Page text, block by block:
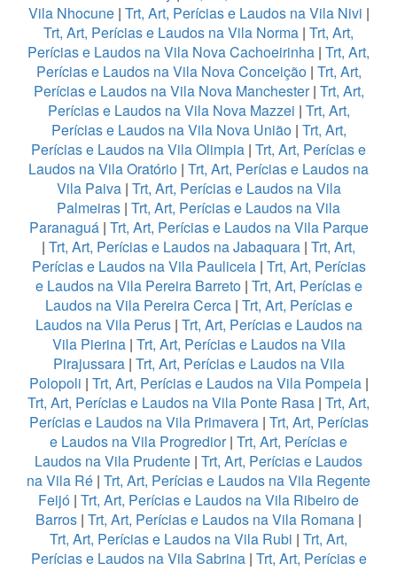
Vila Nhocune| Trt, Art, Perícias e Laudos na Vila Nivi |
Trt, Art, Perícias e Laudos na Vila Norma | Trt, Art,
Perícias e Laudos na Vila Nova Cachoeirinha | Trt, Art,
Perícias e Laudos na Vila Nova Conceição| Trt, Art,
Perícias e Laudos na Vila Nova Manchester| Trt, Art,
Perícias e Laudos na Vila Nova Mazzei | Trt, Art,
Perícias e Laudos na Vila Nova União| Trt, Art,
Perícias e Laudos na Vila Olimpia | Trt, Art, Perícias e
Laudos na Vila Oratório | Trt, Art, Perícias e Laudos na
Vila Paiva| Trt, Art, Perícias e Laudos na Vila
Palmeiras | Trt, Art, Perícias e Laudos na Vila
Paranaguá| Trt, Art, Perícias e Laudos na Vila Parque
| Trt, Art, Perícias e Laudos na Jabaquara | Trt, Art,
Perícias e Laudos na Vila Pauliceia| Trt, Art, Perícias
e Laudos na Vila Pereira Barreto| Trt, Art, Perícias e
Laudos na Vila Pereira Cerca| Trt, Art, Perícias e
Laudos na Vila Perus| Trt, Art, Perícias e Laudos na
Vila Pierina| Trt, Art, Perícias e Laudos na Vila
Pirajussara| Trt, Art, Perícias e Laudos na Vila
Polopoli | Trt, Art, Perícias e Laudos na Vila Pompeia|
Trt, Art, Perícias e Laudos na Vila Ponte Rasa | Trt, Art,
Perícias e Laudos na Vila Primavera| Trt, Art, Perícias
e Laudos na Vila Progredior| Trt, Art, Perícias e
Laudos na Vila Prudente | Trt, Art, Perícias e Laudos
na Vila Ré | Trt, Art, Perícias e Laudos na Vila Regente
Feijó | Trt, Art, Perícias e Laudos na Vila Ribeiro de
Barros | Trt, Art, Perícias e Laudos na Vila Romana |
Trt, Art, Perícias e Laudos na Vila Rubi | Trt, Art,
Perícias e Laudos na Vila Sabrina| Trt, Art, Perícias e